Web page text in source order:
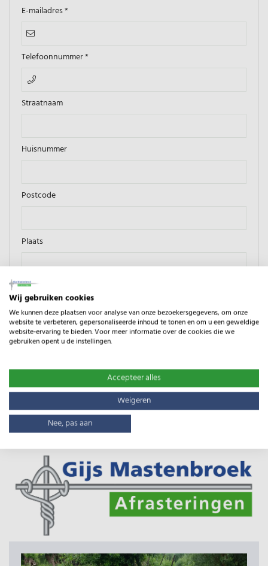
E-mailadres *
Telefoonnummer *
Straatnaam
Huisnummer
Postcode
Plaats
Land
Nederland
Stel hier uw vraag *
Wij gebruiken cookies
We kunnen deze plaatsen voor analyse van onze bezoekersgegevens, om onze
website te verbeteren, gepersonaliseerde inhoud te tonen en om u een geweldige
website-ervaring te bieden. Voor meer informatie over de cookies die we
gebruiken opent u de instellingen.
Accepteer alles
Weigeren
Nee, pas aan